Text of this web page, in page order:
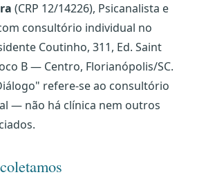
(CRP 12/14226), Psicanalista e
consultório individual no
Coutinho, 311, Ed. Saint
B — Centro, Florianópolis/SC.
refere-se ao consultório
— não há clínica nem outros